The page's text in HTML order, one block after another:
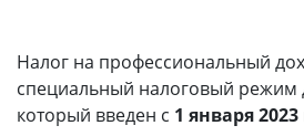
Налог на профессиональный
специальный налоговый режим
который введен с 1 января 2023